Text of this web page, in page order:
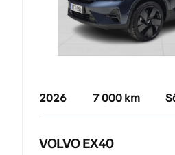
2026 7 000 km
VOLVO EX40